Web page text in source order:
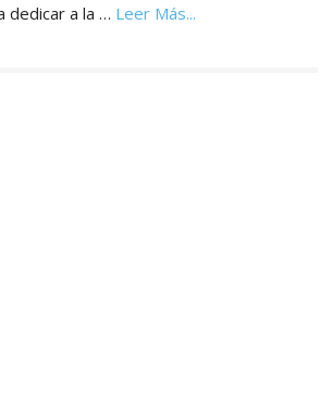
dedicar a la … Leer Más...